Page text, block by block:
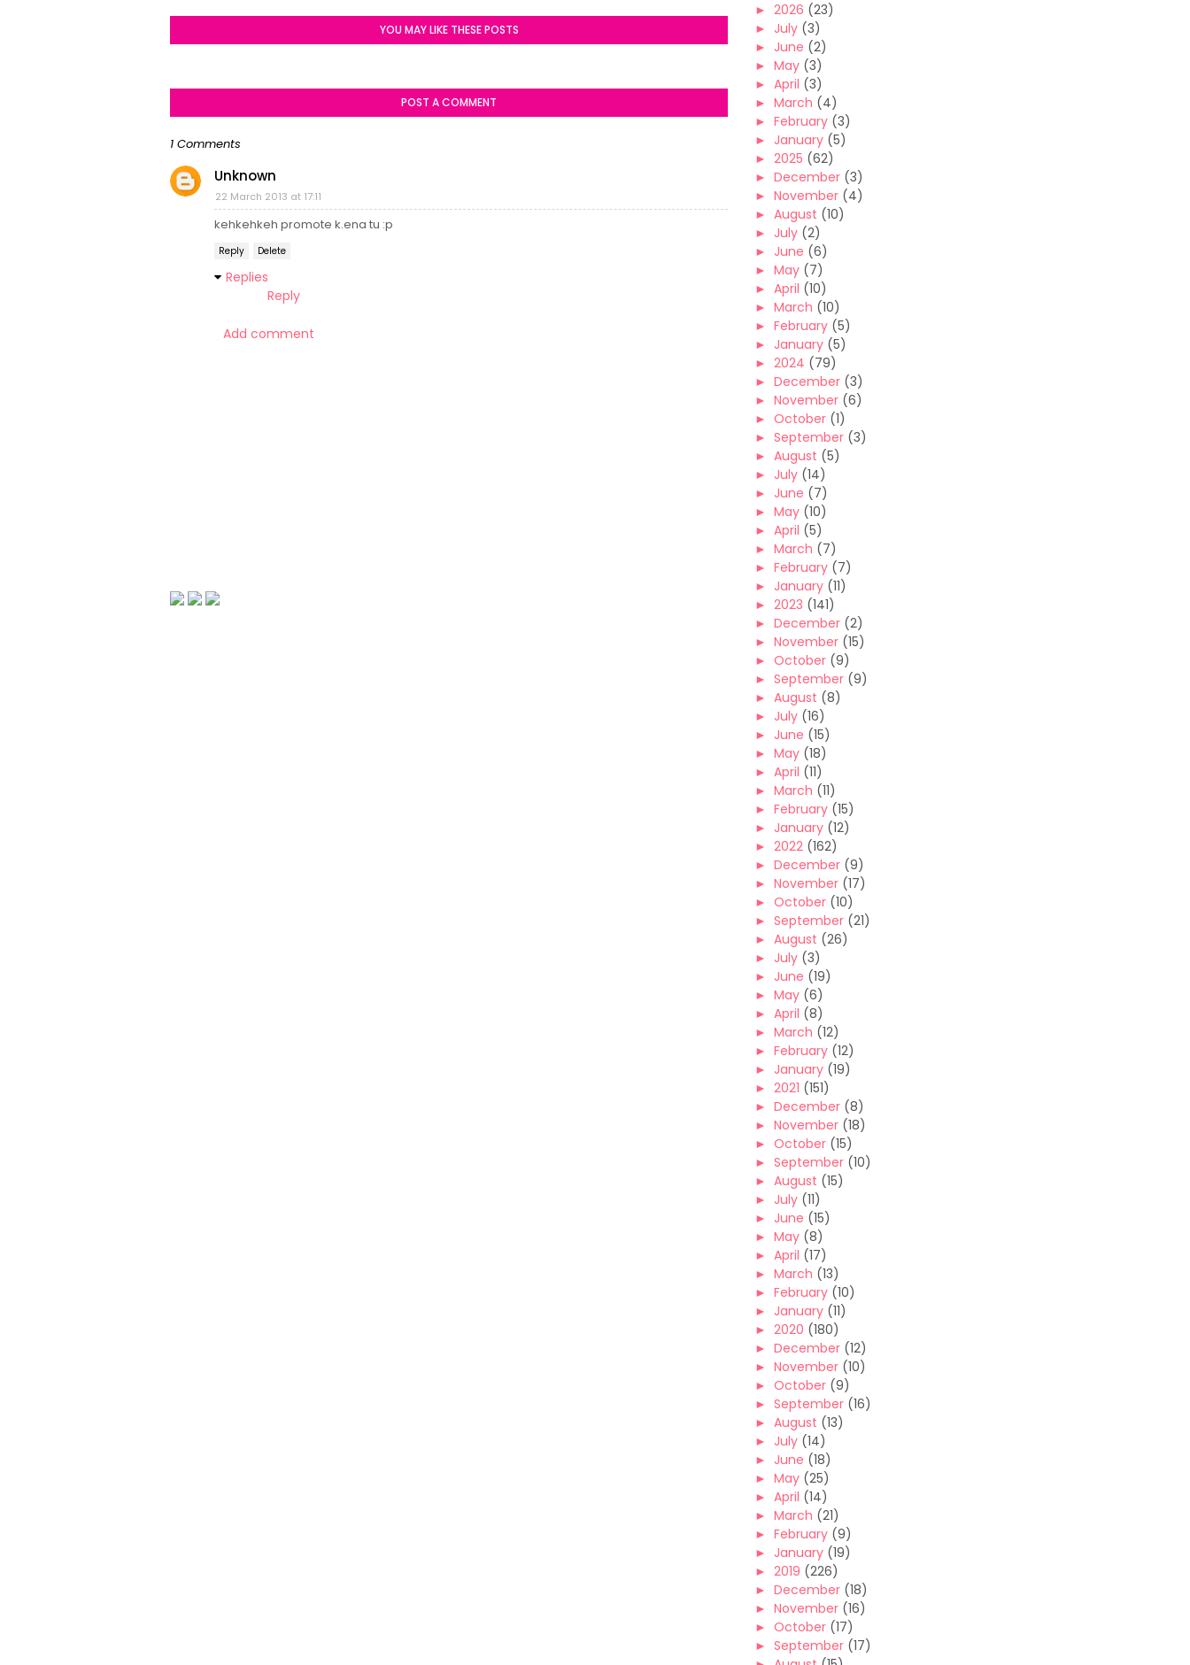
YOU MAY LIKE THESE POSTS
POST A COMMENT
1 Comments
Unknown
22 March 2013 at 17:11
kehkehkeh promote k.ena tu :p
Reply Delete
Replies
Reply
Add comment
► 2026 (23)
► July (3)
► June (2)
► May (3)
► April (3)
► March (4)
► February (3)
► January (5)
► 2025 (62)
► December (3)
► November (4)
► August (10)
► July (2)
► June (6)
► May (7)
► April (10)
► March (10)
► February (5)
► January (5)
► 2024 (79)
► December (3)
► November (6)
► October (1)
► September (3)
► August (5)
► July (14)
► June (7)
► May (10)
► April (5)
► March (7)
► February (7)
► January (11)
► 2023 (141)
► December (2)
► November (15)
► October (9)
► September (9)
► August (8)
► July (16)
► June (15)
► May (18)
► April (11)
► March (11)
► February (15)
► January (12)
► 2022 (162)
► December (9)
► November (17)
► October (10)
► September (21)
► August (26)
► July (3)
► June (19)
► May (6)
► April (8)
► March (12)
► February (12)
► January (19)
► 2021 (151)
► December (8)
► November (18)
► October (15)
► September (10)
► August (15)
► July (11)
► June (15)
► May (8)
► April (17)
► March (13)
► February (10)
► January (11)
► 2020 (180)
► December (12)
► November (10)
► October (9)
► September (16)
► August (13)
► July (14)
► June (18)
► May (25)
► April (14)
► March (21)
► February (9)
► January (19)
► 2019 (226)
► December (18)
► November (16)
► October (17)
► September (17)